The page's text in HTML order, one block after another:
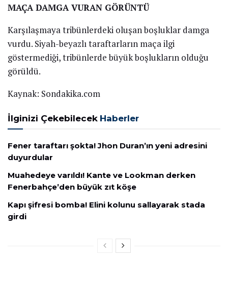
MAÇA DAMGA VURAN GÖRÜNTÜ
Karşılaşmaya tribünlerdeki oluşan boşluklar damga
vurdu. Siyah-beyazlı taraftarların maça ilgi
göstermediği, tribünlerde büyük boşlukların olduğu
görüldü.
Kaynak: Sondakika.com
İlginizi Çekebilecek Haberler
Fener taraftarı şokta! Jhon Duran’ın yeni adresini
duyurdular
Muahedeye varıldı! Kante ve Lookman derken
Fenerbahçe’den büyük zıt köşe
Kapı şifresi bomba! Elini kolunu sallayarak stada
girdi